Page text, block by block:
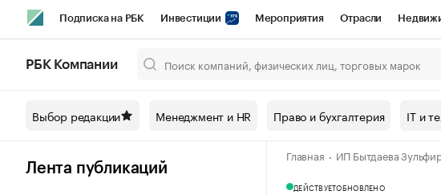
Подписка на РБК Инвестиции Мероприятия Отрасли
Спецпроекты СПб Конференции СПб Спецпроекты Проверка
Технологии и медиа Рынок наличной валюты
РБК Компании
Выбор редакции Менеджмент и HR Право и бухгалтерия IT и
Лента публикаций
Главная ИП Бытдаева
ДЕЙСТВУЕТОБНОВЛЕНО